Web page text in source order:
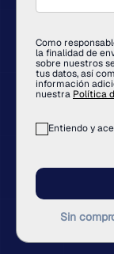
Como
la finalidad de
sobre nuestros
tus datos, así
información
nuestra Política
Entiendo y
favor,
vacío.
Sin